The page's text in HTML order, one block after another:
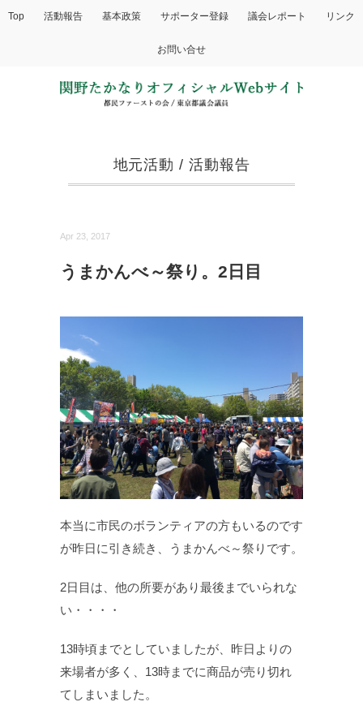
Top 活動報告 基本政策 サポーター登録 議会レポート リンク
お問い合せ
地元活動 / 活動報告
Apr 23, 2017
うまかんべ～祭り。2日目
本当に市民のボランティアの方もいるのです
が昨日に引き続き、うまかんべ～祭りです。
2日目は、他の所要があり最後までいられな
い・・・・
13時頃までとしていましたが、昨日よりの
来場者が多く、13時までに商品が売り切れ
てしまいました。